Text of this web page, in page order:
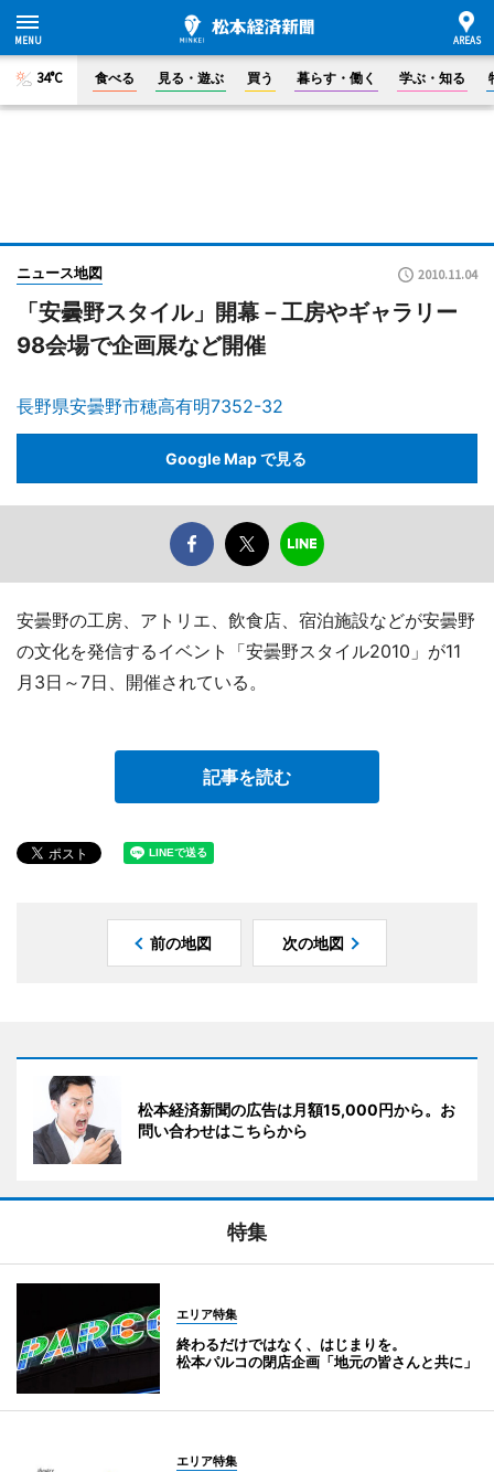
34°C 食べる 見る・遊ぶ 買う 暮らす・働く 学ぶ・知る
ニュース地図 2010.11.04
「安曇野スタイル」開幕－工房やギャラリー
98会場で企画展など開催
長野県安曇野市穂高有明7352-32
Google Map で見る
安曇野の工房、アトリエ、飲食店、宿泊施設などが安曇野
の文化を発信するイベント「安曇野スタイル2010」が11
月3日～7日、開催されている。
記事を読む
前の地図 次の地図
松本経済新聞の広告は月額15,000円から。お
問い合わせはこちらから
特集
エリア特集
終わるだけではなく、はじまりを。
松本パルコの閉店企画「地元の皆さんと共に」
エリア特集